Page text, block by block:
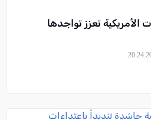
تعزز تواجدها